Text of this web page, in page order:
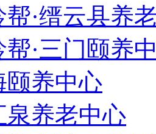
·缙云县养
·三门颐养
颐养中心
泉养老中心